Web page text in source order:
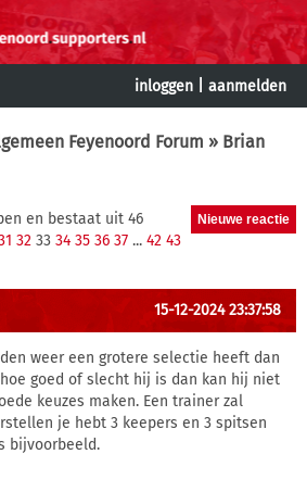
inloggen aanmelden
Feyenoord Forum » Brian
en bestaat uit 46
32 33 34 35 36 37 ... 42 43
15-12-2024 23:37:58
weer een grotere selectie heeft dan
goed of slecht hij is dan kan hij niet
keuzes maken. Een trainer zal
je hebt 3 keepers en 3 spitsen
bijvoorbeeld.